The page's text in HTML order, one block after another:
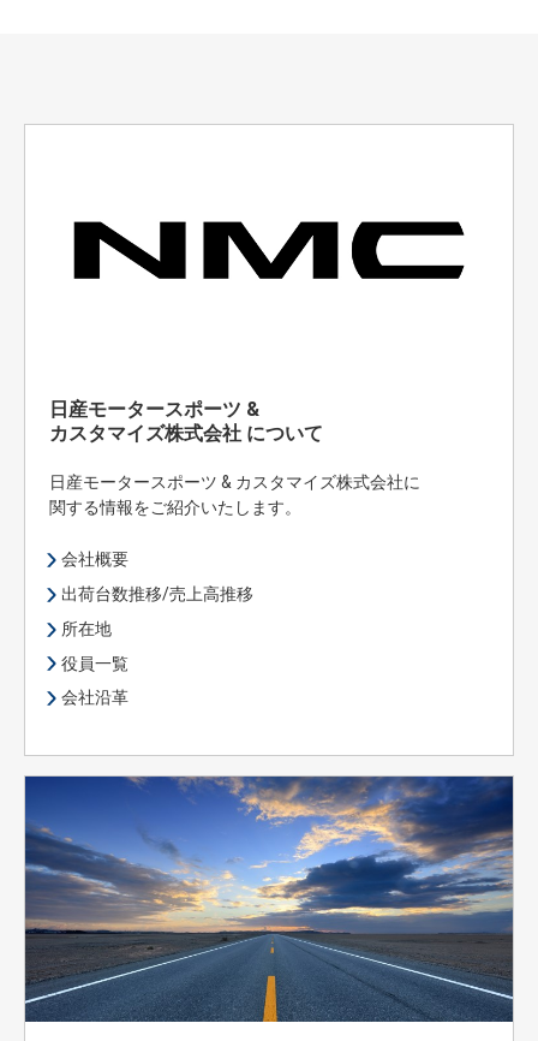
日産モータースポーツ &
カスタマイズ株式会社 について
日産モータースポーツ & カスタマイズ株式会社に
関する情報をご紹介いたします。
会社概要
出荷台数推移/売上高推移
所在地
役員一覧
会社沿革